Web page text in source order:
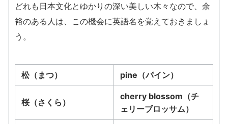
どれも日本文化とゆかりの深い美しい木々なので、余
裕のある人は、この機会に英語名を覚えておきましょ
う。
松（まつ） pine（パイン）
桜（さくら）
cherry blossom（チ
ェリーブロッサム）